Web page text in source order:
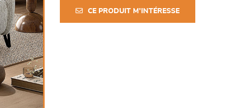
CE PRODUIT M'INTÉRESSE